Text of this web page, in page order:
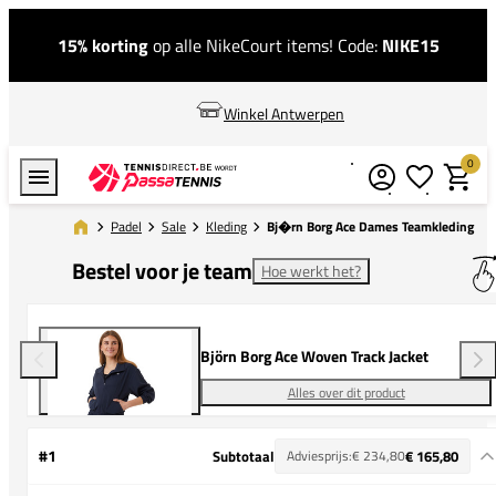
15% kortingop alle NikeCourt items! Code: NIKE15
Winkel Antwerpen
0
Padel Sale Kleding Bj�rn Borg Ace Dames Teamkleding
Bestel voor je team Hoe werkt het?
Björn Borg Ace Woven Track Jacket
Alles over dit product
#1 Subtotaal Adviesprijs:€ 234,80€ 165,80